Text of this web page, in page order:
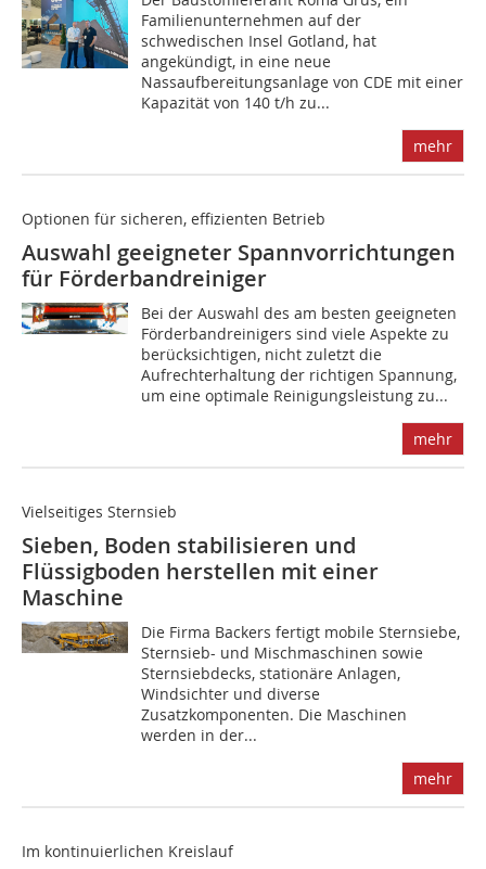
Familienunternehmen auf der
schwedischen Insel Gotland, hat
angekündigt, in eine neue
Nassaufbereitungsanlage von CDE mit einer
Kapazität von 140 t/h zu...
mehr
Optionen für sicheren, effizienten Betrieb
Auswahl geeigneter Spannvorrichtungen
für Förderbandreiniger
Bei der Auswahl des am besten geeigneten
Förderbandreinigers sind viele Aspekte zu
berücksichtigen, nicht zuletzt die
Aufrechterhaltung der richtigen Spannung,
um eine optimale Reinigungsleistung zu...
mehr
Vielseitiges Sternsieb
Sieben, Boden stabilisieren und
Flüssigboden herstellen mit einer
Maschine
Die Firma Backers fertigt mobile Sternsiebe,
Sternsieb- und Mischmaschinen sowie
Sternsiebdecks, stationäre Anlagen,
Windsichter und diverse
Zusatzkomponenten. Die Maschinen
werden in der...
mehr
Im kontinuierlichen Kreislauf